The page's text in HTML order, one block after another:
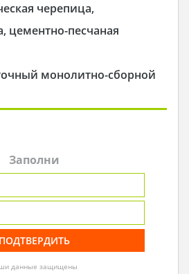
черепица,
цементно-песчаная
монолитно-сборной
Заполни
данные защищены